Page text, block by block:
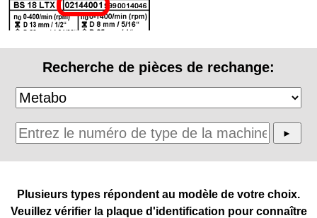
Recherche de pièces de rechange:
Plusieurs types répondent au modèle de votre choix.
Veuillez vérifier la plaque d'identification pour connaître